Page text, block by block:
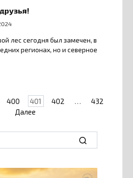
лес сегодня был замечен, в
регионах, но и северное
400 401 402 …
432
Далее